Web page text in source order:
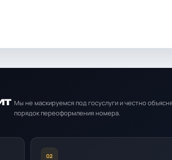
Мы не маскируемся под госуслуги и честно
порядок переоформления номера.
02